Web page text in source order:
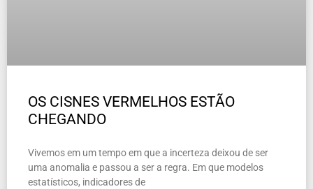
OS CISNES VERMELHOS ESTÃO
CHEGANDO
Vivemos em um tempo em que a incerteza deixou de ser
uma anomalia e passou a ser a regra. Em que modelos
estatísticos, indicadores de